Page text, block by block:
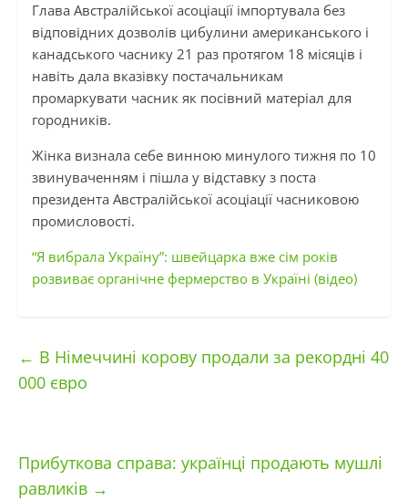
Глава Австралійської асоціації імпортувала без
відповідних дозволів цибулини американського і
канадського часнику 21 раз протягом 18 місяців і
навіть дала вказівку постачальникам
промаркувати часник як посівний матеріал для
городників.
Жінка визнала себе винною минулого тижня по 10
звинуваченням і пішла у відставку з поста
президента Австралійської асоціації часниковою
промисловості.
“Я вибрала Україну”: швейцарка вже сім років
розвиває органічне фермерство в Україні (відео)
← В Німеччині корову продали за рекордні 40
000 євро
Прибуткова справа: українці продають мушлі
равликів →